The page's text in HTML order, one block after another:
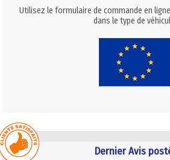
Utilisez le formulaire de commande en
dans le type de
Dernier Avis